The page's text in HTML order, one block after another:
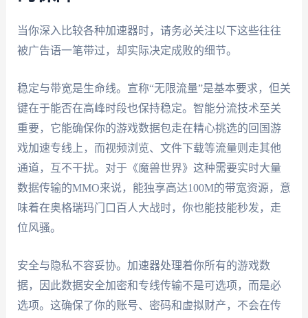
当你深入比较各种加速器时，请务必关注以下这些往往
被广告语一笔带过，却实际决定成败的细节。
稳定与带宽是生命线。宣称“无限流量”是基本要求，但关
键在于能否在高峰时段也保持稳定。智能分流技术至关
重要，它能确保你的游戏数据包走在精心挑选的回国游
戏加速专线上，而视频浏览、文件下载等流量则走其他
通道，互不干扰。对于《魔兽世界》这种需要实时大量
数据传输的MMO来说，能独享高达100M的带宽资源，意
味着在奥格瑞玛门口百人大战时，你也能技能秒发，走
位风骚。
安全与隐私不容妥协。加速器处理着你所有的游戏数
据，因此数据安全加密和专线传输不是可选项，而是必
选项。这确保了你的账号、密码和虚拟财产，不会在传